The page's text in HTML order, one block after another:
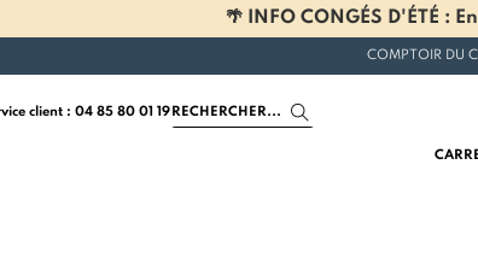
🌴 INFO CONGÉS D'ÉTÉ
COMPTOIR DU
client : 04 85 80 01 19